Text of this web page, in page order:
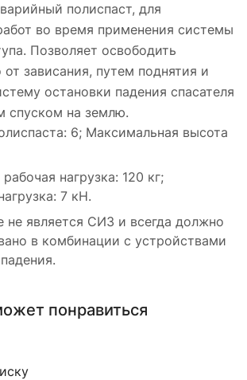
полиспаст, для
во время применения системы
Позволяет освободить
зависания, путем поднятия и
остановки падения спасателя
спуском на землю.
6; Максимальная высота
нагрузка: 120 кг;
7 кН.
не является СИЗ и всегда должно
в комбинации с устройствами
понравиться